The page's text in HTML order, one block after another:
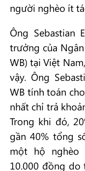
người nghèo ít
Ông Sebastian
trưởng của
WB) tại Việt
vậy. Ông
WB tính toán
nhất chỉ trả
Trong khi đó,
gần 40% tổng
một hộ nghèo
10.000 đồng do